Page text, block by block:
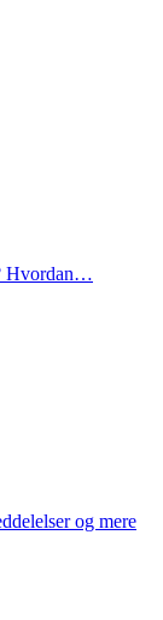
Hvordan…
og mere